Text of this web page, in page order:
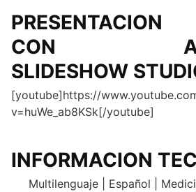
CON
SLIDESHOW
[youtube]https://
v=huWe_ab8KSk[/youtube]
INFORMACION
Multilenguaje | Español |